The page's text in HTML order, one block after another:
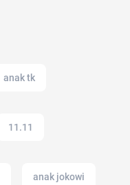
anak tk
11.11
anak jokowi